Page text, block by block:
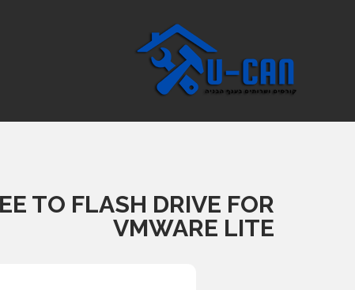
TO FLASH DRIVE FOR
VMWARE LITE